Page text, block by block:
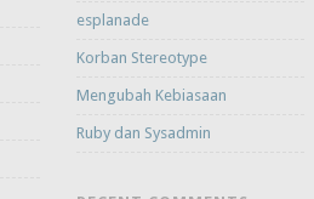
esplanade
Korban Stereotype
Mengubah Kebiasaan
Ruby dan Sysadmin